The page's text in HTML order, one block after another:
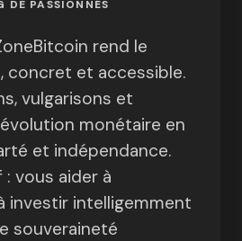
DE PASSIONNÉS
rend le
concret et accessible.
vulgarisons et
monétaire en
et indépendance.
vous aider à
investir intelligemment
souveraineté